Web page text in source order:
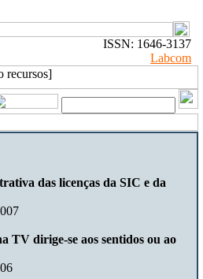
ISSN: 1646-3137
Labcom
das licenças da SIC e da
TV dirige-se aos sentidos ou ao